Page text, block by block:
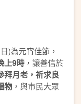
)為元宵佳節，
上9時 ，讓善信於
拜月老，祈求良
物 ，與市民大眾